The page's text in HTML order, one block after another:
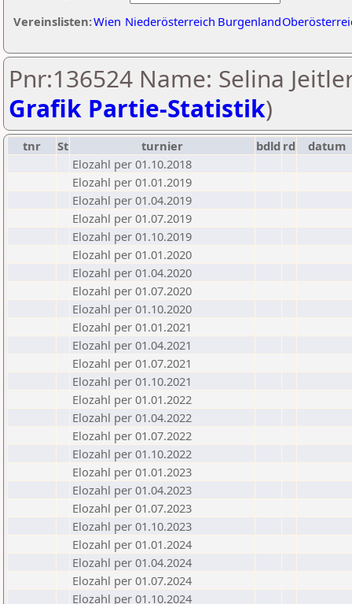
Vereinslisten:Wien Niederösterreich Burgenland
Pnr:136524 Name: Selina
Grafik Partie-Statistik)
tnr St turnier bdld rd
datum
Elozahl per 01.10.2018
Elozahl per 01.01.2019
Elozahl per 01.04.2019
Elozahl per 01.07.2019
Elozahl per 01.10.2019
Elozahl per 01.01.2020
Elozahl per 01.04.2020
Elozahl per 01.07.2020
Elozahl per 01.10.2020
Elozahl per 01.01.2021
Elozahl per 01.04.2021
Elozahl per 01.07.2021
Elozahl per 01.10.2021
Elozahl per 01.01.2022
Elozahl per 01.04.2022
Elozahl per 01.07.2022
Elozahl per 01.10.2022
Elozahl per 01.01.2023
Elozahl per 01.04.2023
Elozahl per 01.07.2023
Elozahl per 01.10.2023
Elozahl per 01.01.2024
Elozahl per 01.04.2024
Elozahl per 01.07.2024
Elozahl per 01.10.2024